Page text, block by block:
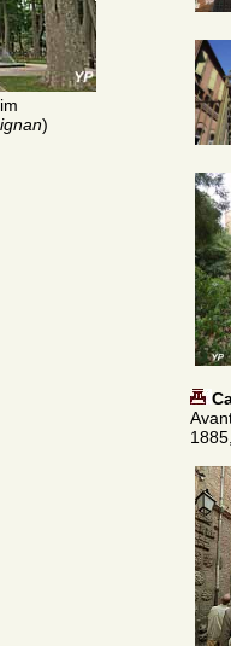
)